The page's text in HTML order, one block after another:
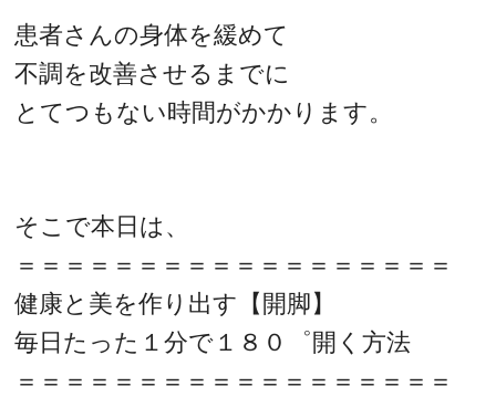
患者さんの身体を緩めて
不調を改善させるまでに
とてつもない時間がかかります。
そこで本日は、
＝＝＝＝＝＝＝＝＝＝＝＝＝＝＝＝＝＝
健康と美を作り出す【開脚】
毎日たった１分で１８０゜開く方法
＝＝＝＝＝＝＝＝＝＝＝＝＝＝＝＝＝＝